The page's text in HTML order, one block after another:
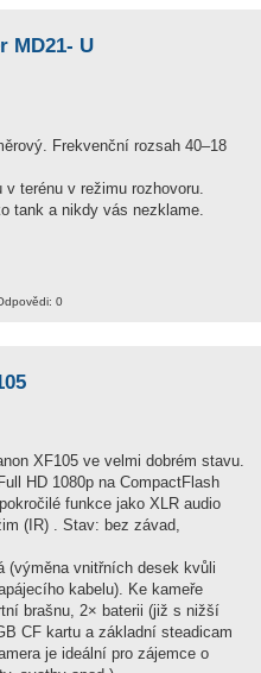
MD21- U
Frekvenční rozsah 40–18
terénu v režimu rozhovoru.
tank a nikdy vás nezklame.
0
XF105 ve velmi dobrém stavu.
HD 1080p na CompactFlash
funkce jako XLR audio
(IR) . Stav: bez závad,
(výměna vnitřních desek kvůli
kabelu). Ke kameře
brašnu, 2× baterii (již s nižší
CF kartu a základní steadicam
je ideální pro zájemce o